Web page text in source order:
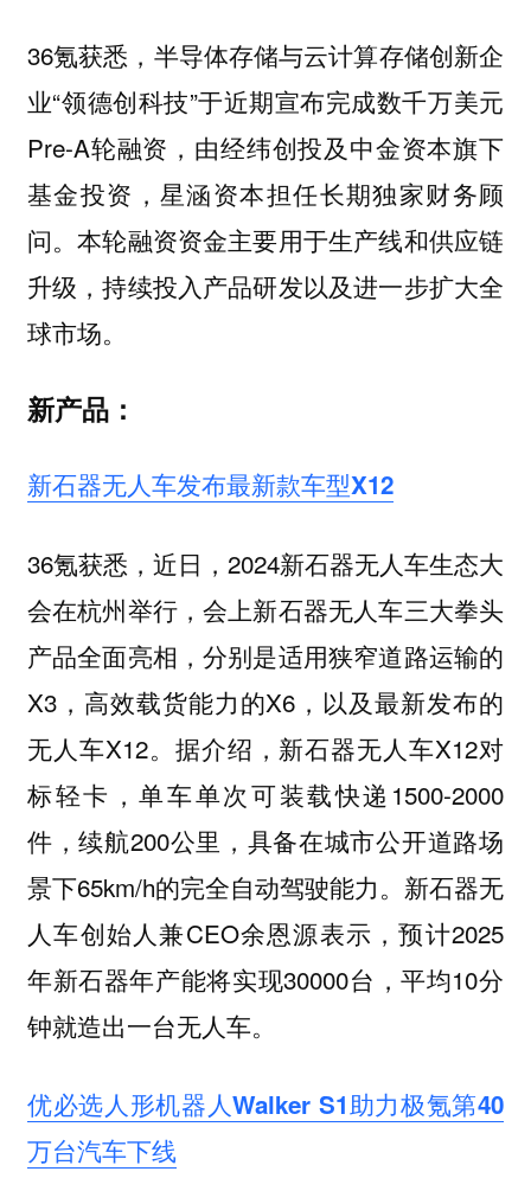
36氪获悉，半导体存储与云计算存储创新企
业“领德创科技”于近期宣布完成数千万美元
Pre-A轮融资，由经纬创投及中金资本旗下
基金投资，星涵资本担任长期独家财务顾
问。本轮融资资金主要用于生产线和供应链
升级，持续投入产品研发以及进一步扩大全
球市场。
新产品：
新石器无人车发布最新款车型X12
36氪获悉，近日，2024新石器无人车生态大
会在杭州举行，会上新石器无人车三大拳头
产品全面亮相，分别是适用狭窄道路运输的
X3，高效载货能力的X6，以及最新发布的
无人车X12。据介绍，新石器无人车X12对
标轻卡，单车单次可装载快递1500-2000
件，续航200公里，具备在城市公开道路场
景下65km/h的完全自动驾驶能力。新石器无
人车创始人兼CEO余恩源表示，预计2025
年新石器年产能将实现30000台，平均10分
钟就造出一台无人车。
优必选人形机器人Walker S1助力极氪第40
万台汽车下线